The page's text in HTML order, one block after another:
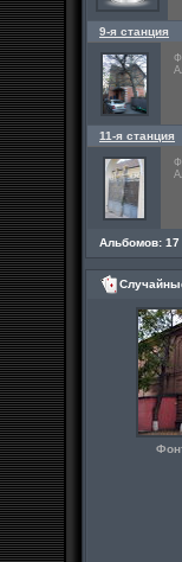
9-я станция
11-я станция
Альбомов: 17